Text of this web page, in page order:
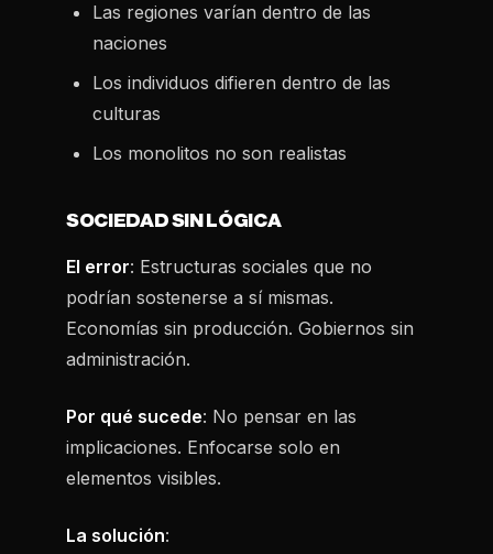
Las regiones varían dentro de las
naciones
Los individuos difieren dentro de las
culturas
Los monolitos no son realistas
SOCIEDAD SIN LÓGICA
El error: Estructuras sociales que no
podrían sostenerse a sí mismas.
Economías sin producción. Gobiernos sin
administración.
Por qué sucede: No pensar en las
implicaciones. Enfocarse solo en
elementos visibles.
La solución: